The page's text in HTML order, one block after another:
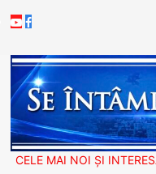
to
Youtube
Facebook
CELE MAI NOI ȘI